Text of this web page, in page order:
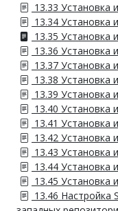
13.33 Установка
13.34 Установка
13.35 Установка
13.36 Установка
13.37 Установка
13.38 Установка
13.39 Установка
13.40 Установка
13.41 Установка
13.42 Установка
13.43 Установка
13.44 Установка
13.45 Установка
13.46 Настройка